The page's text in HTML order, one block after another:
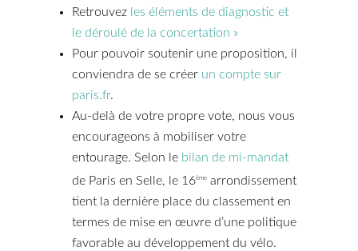
Retrouvez les éléments de diagnostic et
le déroulé de la concertation »
Pour pouvoir soutenir une proposition, il
conviendra de se créer un compte sur
paris.fr.
Au-delà de votre propre vote, nous vous
encourageons à mobiliser votre
entourage. Selon le bilan de mi-mandat
de Paris en Selle, le 16ème arrondissement
tient la dernière place du classement en
termes de mise en œuvre d’une politique
favorable au développement du vélo.